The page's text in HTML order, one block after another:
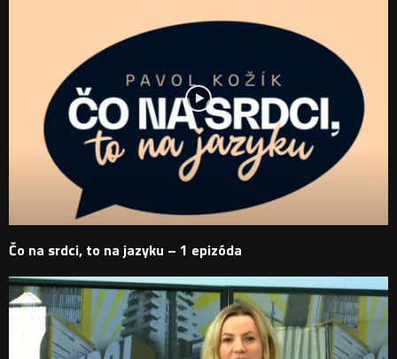
Čo na srdci, to na jazyku – 1 epizóda